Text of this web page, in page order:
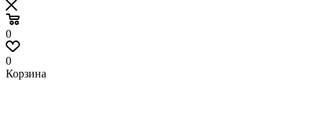
0
0
Корзина